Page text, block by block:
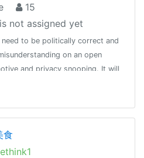
15
not assigned yet
to be politically correct and
on an open
and privacy snooping. It will
convince others first
食